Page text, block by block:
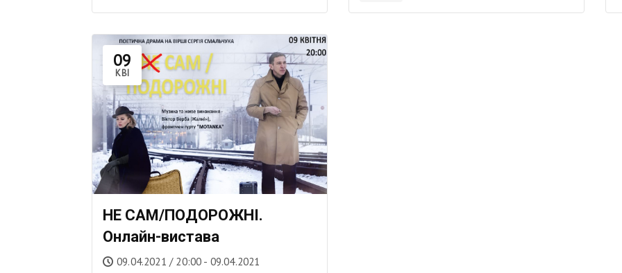
09
КВІ
НЕ САМ/ПОДОРОЖНІ.
Онлайн-вистава
09.04.2021 / 20:00 - 09.04.2021